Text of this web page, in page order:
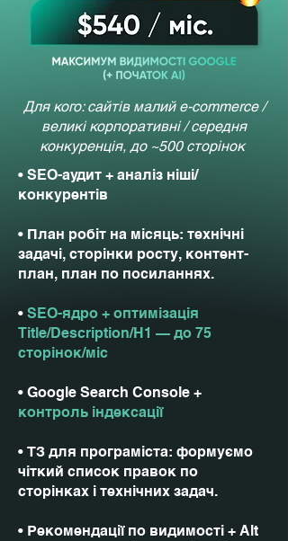
Для кого: сайтів малий e-commerce /
великі корпоративні / середня
конкуренція, до ~500 сторінок
• SEO-аудит + аналіз ніші/
конкурентів
• План робіт на місяць: технічні
задачі, сторінки росту, контент-
план, план по посиланнях.
• SEO-ядро + оптимізація
Title/Description/H1 — до 75
сторінок/міс
• Google Search Console +
контроль індексації
• ТЗ для програміста: формуємо
чіткий список правок по
сторінках і технічних задач.
• Рекомендації по видимості + Alt